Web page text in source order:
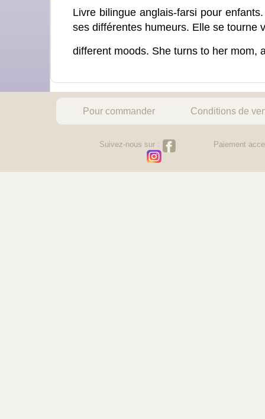
Livre bilingue anglais-farsi pour
ses différentes humeurs. Elle se tourne
different moods. She turns to her mom,
Pour commander Conditions de
Suivez-nous sur : Paiement